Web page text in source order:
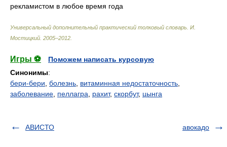
рекламистом в любое время года
Универсальный дополнительный практический толковый словарь И.
Мостицкий 2005–2012
Игры ⚽
Поможем написать курсовую
Синонимы:
бери-бери болезнь витаминная недостаточность
заболевание пеллагра рахит, скорбут, цынга
АВИСТО авокадо